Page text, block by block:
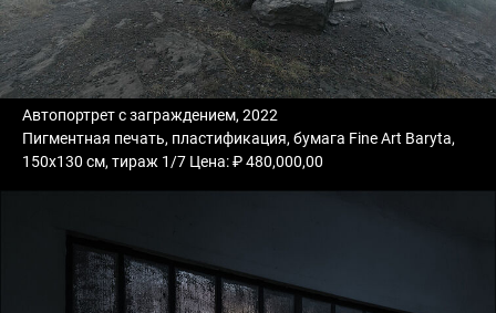
Автопортрет с заграждением, 2022
Пигментная печать, пластификация, бумага Fine Art Baryta,
150х130 см, тираж 1/7 Цена: ₽ 480,000,00